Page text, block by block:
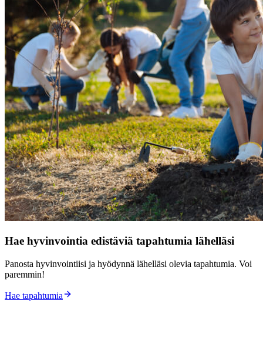
Hae hyvinvointia edistäviä tapahtumia lähelläsi
Panosta hyvinvointiisi ja hyödynnä lähelläsi olevia tapahtumia. Voi
paremmin!
Hae tapahtumia